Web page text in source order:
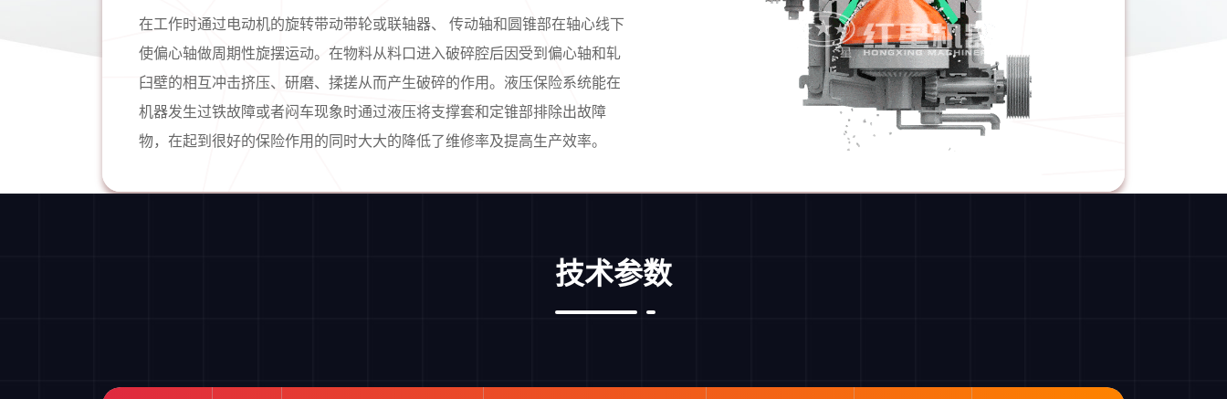
在工作时通过电动机的旋转带动带轮或联轴器、 传动轴和圆锥部在轴心线下
使偏心轴做周期性旋摆运动。在物料从料口进入破碎腔后因受到偏心轴和轧
臼壁的相互冲击挤压、研磨、揉搓从而产生破碎的作用。液压保险系统能在
机器发生过铁故障或者闷车现象时通过液压将支撑套和定锥部排除出故障
物，在起到很好的保险作用的同时大大的降低了维修率及提高生产效率。
技术参数